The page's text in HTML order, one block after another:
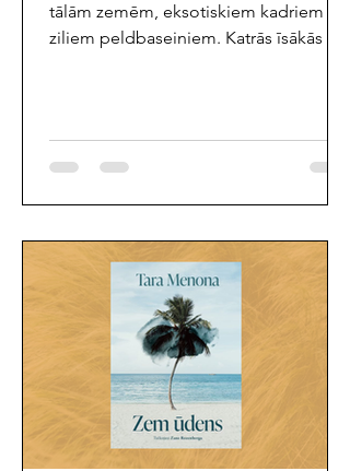
tālām zemēm, eksotiskiem kadriem vai
ziliem peldbaseiniem. Katrās īsākās vai
segas, lasīt savu mīļāko grāmatu,
šūpināt kājas un sakasīt odu pumpas
peldēm, makšķerēšanu un rāpšanos
riekstkokā, gulēt starp smaržīgiem zāļu
tēju pušķīšiem, kas sakārti žāvēties,